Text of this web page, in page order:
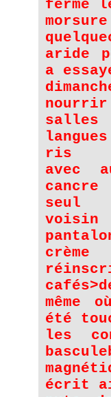
fermé
aride
a
nourrir
salles
ris
avec
seul
crème
même
été
les
écrit